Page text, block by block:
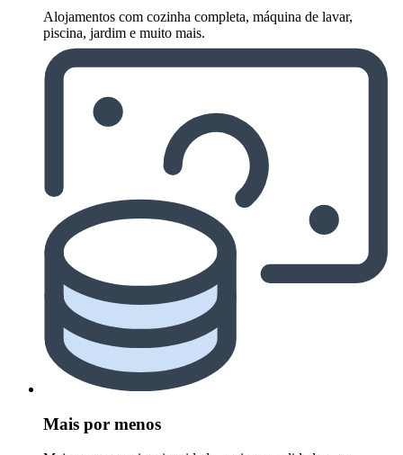
Alojamentos com cozinha completa, máquina de lavar,
piscina, jardim e muito mais.
Mais por menos